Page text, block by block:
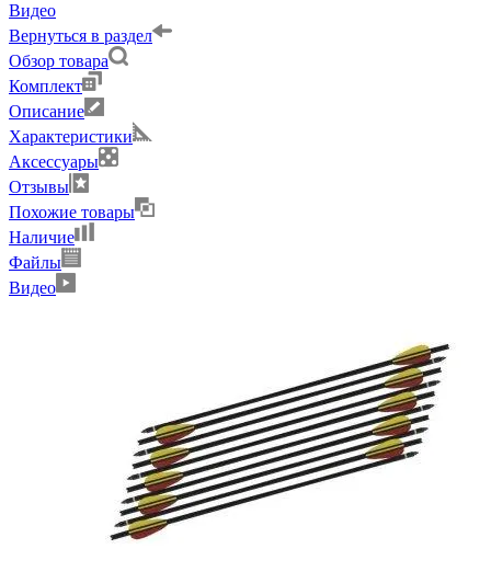
Видео
Вернуться в раздел
Обзор товара
Комплект
Описание
Характеристики
Аксессуары
Отзывы
Похожие товары
Наличие
Файлы
Видео